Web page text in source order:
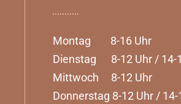
Montag 8-16 Uhr
Dienstag 8-12 Uhr / 14-
Mittwoch 8-12 Uhr
Donnerstag 8-12 Uhr / 14-